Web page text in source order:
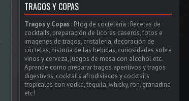
TRAGOS Y COPAS
Tragos y Copas : Blog de coctelería : Recetas de
cocktails, preparación de licores caseros, fotos e
imagenes de tragos, cristalería, decoración de
cócteles, historia de las bebidas, curiosidades sobre
vinos y cerveza, juegos de mesa con alcohol etc.
Aprende como preparar tragos aperitivos y tragos
digestivos; cocktails afrodisíacos y cocktails
tropicales con vodka, tequila, whisky, ron, granadina
etc!